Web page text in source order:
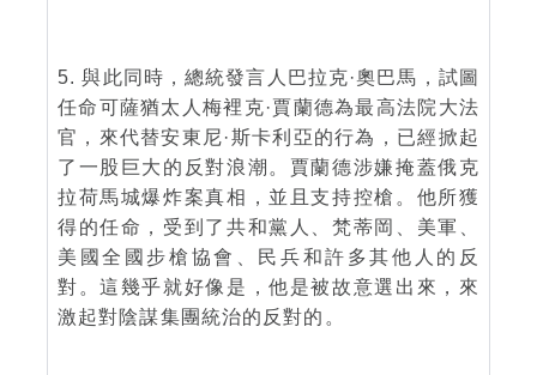
5. 與此同時，總統發言人巴拉克·奧巴馬，試圖
任命可薩猶太人梅裡克·賈蘭德為最高法院大法
官，來代替安東尼·斯卡利亞的行為，已經掀起
了一股巨大的反對浪潮。賈蘭德涉嫌掩蓋俄克
拉荷馬城爆炸案真相，並且支持控槍。他所獲
得的任命，受到了共和黨人、梵蒂岡、美軍、
美國全國步槍協會、民兵和許多其他人的反
對。這幾乎就好像是，他是被故意選出來，來
激起對陰謀集團統治的反對的。